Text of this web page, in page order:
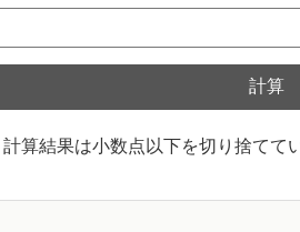
計算
算結果は小数点以下を切り捨てて